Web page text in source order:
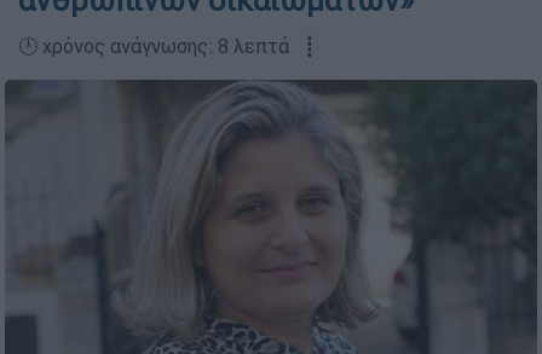
🕛 χρόνος ανάγνωσης: 8 λεπτά ┋